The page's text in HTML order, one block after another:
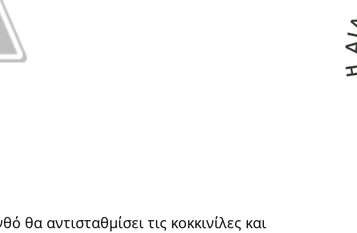
θα αντισταθμίσει τις κοκκινίλες και